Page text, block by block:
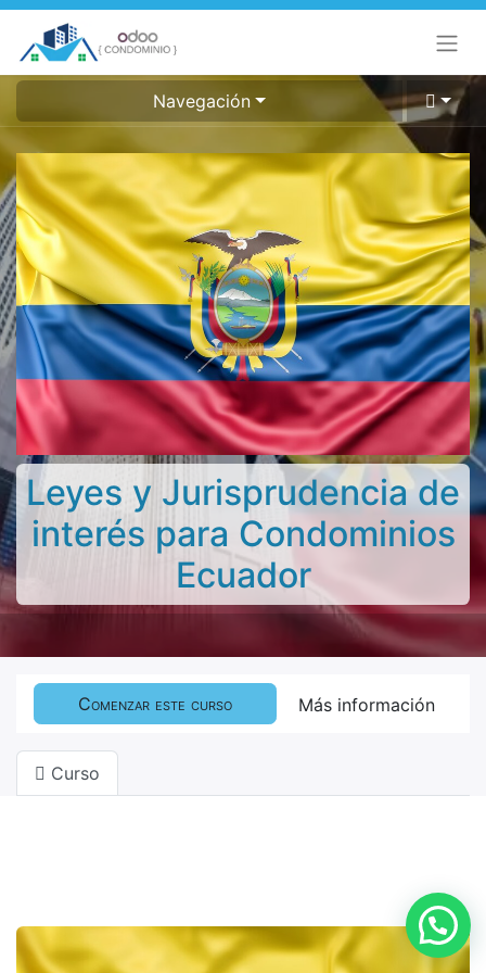
Navegación
Leyes y Jurisprudencia de
interés para Condominios
Ecuador
Comenzar este curso Más información
Curso